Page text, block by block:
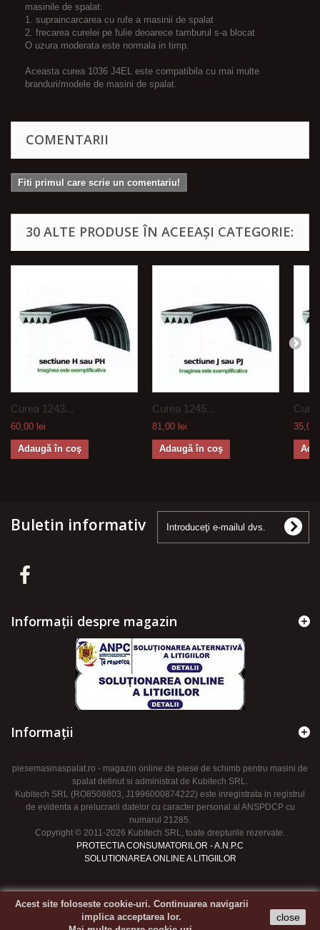
masinile de spalat:
1. supraincarcarea cu rufe a masinii de spalat
2. frecarea curelei pe fulie deoarece tamburul s-a blocat
O uzura moderata este normala in timp.
Aceasta curea 1036 J4EL este compatibila cu mai multe
branduri/modele de masini de spalat.
COMENTARII
Fiti primul care scrie un comentariu!
30 ALTE PRODUSE ÎN ACEEAȘI CATEGORIE:
Curea 1243...
60,00 lei
Adaugă în coş
Curea 1245...
81,00 lei
Adaugă în coş
35,00
Buletin informativ
Informații despre magazin
Informaţii
Acest site foloseste cookie-uri. Continuarea navigarii
implica acceptarea lor.
close
piesemasinaspalat.ro - magazin online de piese de schimb pentru masini de
spalat detinut si administrat de Kubitech SRL.
Kubitech SRL (RO8508803, J1996000874222) este inregistrata in registrul
de evidenta a prelucrarii datelor cu caracter personal al ANSPDCP cu
numarul 21285.
Copyright © 2011-2026 Kubitech SRL, toate drepturile rezervate.
PROTECTIA CONSUMATORILOR - A.N.P.C
SOLUTIONAREA ONLINE A LITIGIILOR